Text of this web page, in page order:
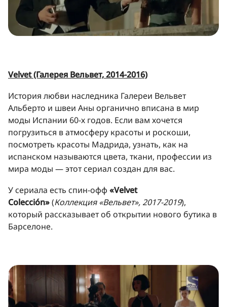
Velvet (Галерея Вельвет, 2014-2016)
История любви наследника Галереи Вельвет
Альберто и швеи Аны органично вписана в мир
моды Испании 60-х годов. Если вам хочется
погрузиться в атмосферу красоты и роскоши,
посмотреть красоты Мадрида, узнать, как на
испанском называются цвета, ткани, профессии из
мира моды — этот сериал создан для вас.
У сериала есть спин-офф «Velvet
Colección»(Коллекция «Вельвет», 2017-2019),
который рассказывает об открытии нового бутика в
Барселоне.